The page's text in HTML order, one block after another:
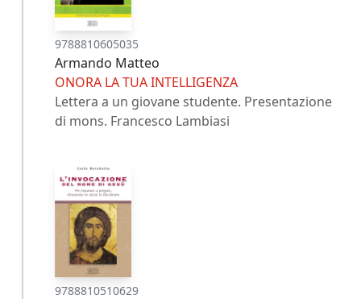
9788810605035
Armando Matteo
ONORA LA TUA INTELLIGENZA
Lettera a un giovane studente. Presentazione
di mons. Francesco Lambiasi
9788810510629